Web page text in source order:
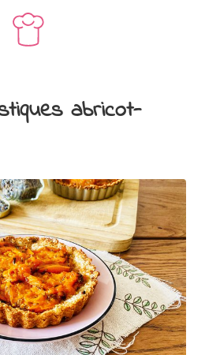
abricot-